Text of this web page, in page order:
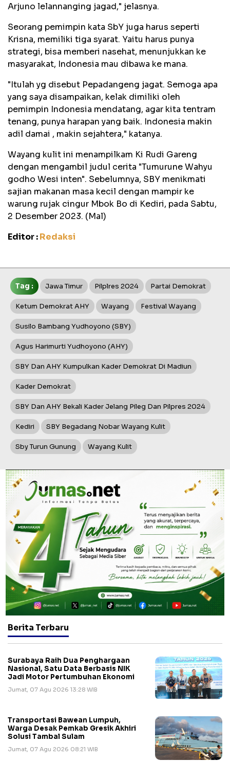
Arjuno lelannanging jagad," jelasnya.
Seorang pemimpin kata SbY juga harus seperti
Krisna, memiliki tiga syarat. Yaitu harus punya
strategi, bisa memberi nasehat, menunjukkan ke
masyarakat, Indonesia mau dibawa ke mana.
"Itulah yg disebut Pepadangeng jagat. Semoga apa
yang saya disampaikan, kelak dimiliki oleh
pemimpin Indonesia mendatang, agar kita tentram
tenang, punya harapan yang baik. Indonesia makin
adil damai , makin sejahtera," katanya.
Wayang kulit ini menampilkam Ki Rudi Gareng
dengan mengambil judul cerita "Tumurune Wahyu
godho Wesi inten". Sebelumnya, SBY menikmati
sajian makanan masa kecil dengan mampir ke
warung rujak cingur Mbok Bo di Kediri, pada Sabtu,
2 Desember 2023. (Mal)
Editor :Redaksi
Tag : Jawa Timur Pilplres 2024 Partai Demokrat
Ketum Demokrat AHY Wayang Festival Wayang
Susilo Bambang Yudhoyono (SBY)
Agus Harimurti Yudhoyono (AHY)
SBY Dan AHY Kumpulkan Kader Demokrat Di Madiun
Kader Demokrat
SBY Dan AHY Bekali Kader Jelang Pileg Dan Pilpres 2024
Kediri SBY Begadang Nobar Wayang Kulit
Sby Turun Gunung Wayang Kulit
Berita Terbaru
Surabaya Raih Dua Penghargaan
Nasional, Satu Data Berbasis NIK
Jadi Motor Pertumbuhan Ekonomi
Jumat, 07 Agu 2026 13:28 WIB
Transportasi Bawean Lumpuh,
Warga Desak Pemkab Gresik Akhiri
Solusi Tambal Sulam
Jumat, 07 Agu 2026 08:21 WIB